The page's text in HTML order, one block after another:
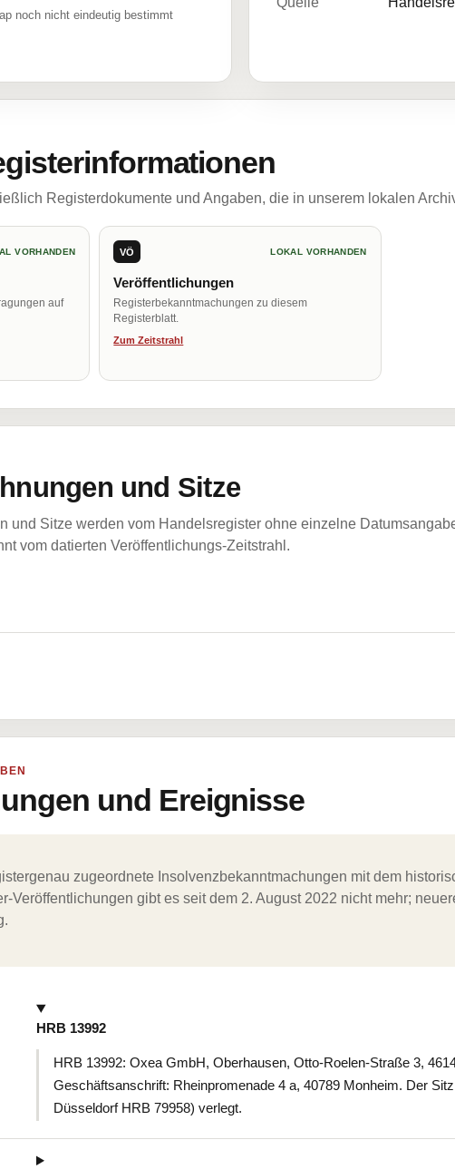
noch nicht eindeutig bestimmt
Registerdokumente und Angaben, die in unserem lokalen
VORHANDEN
auf
VÖ LOKAL VORHANDEN
Veröffentlichungen
Registerbekanntmachungen zu diesem
Registerblatt.
Zum Zeitstrahl
und Sitze
und Sitze werden vom Handelsregister ohne einzelne
vom datierten Veröffentlichungs-Zeitstrahl.
und Ereignisse
zugeordnete Insolvenzbekanntmachungen mit dem
Veröffentlichungen gibt es seit dem 2. August 2022 nicht mehr;
HRB 13992
HRB 13992: Oxea GmbH, Oberhausen, Otto-Roelen-Straße 3,
Geschäftsanschrift: Rheinpromenade 4 a, 40789 Monheim. Der
Düsseldorf HRB 79958) verlegt.